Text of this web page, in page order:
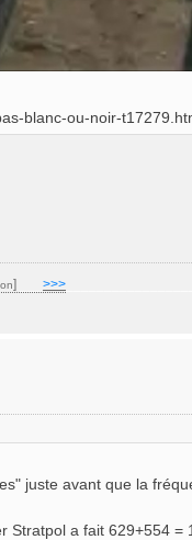
blanc-ou-noir-
] >>>
juste avant que la
Stratpol a fait 629+554 =